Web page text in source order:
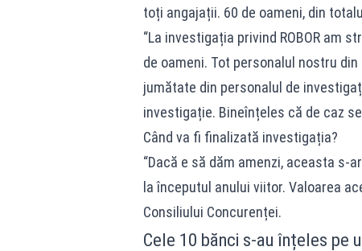
toți angajații. 60 de oameni, din
“La investigația privind ROBOR am
de oameni. Tot personalul nostru
jumătate din personalul de
investigație. Bineînțeles că de caz
Când va fi finalizată investigația?
“Dacă e să dăm amenzi, aceasta s-
la începutul anului viitor. Valoarea
Consiliului Concurenței.
Cele 10 bănci s-au înțeles pe